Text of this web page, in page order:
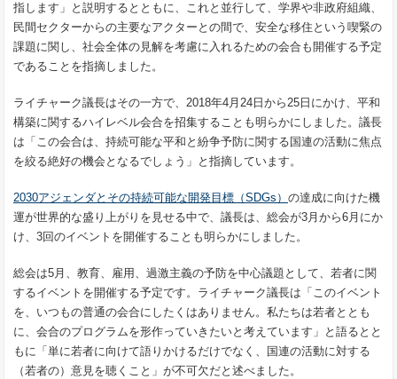
指します」と説明するとともに、これと並行して、学界や非政府組織、
民間セクターからの主要なアクターとの間で、安全な移住という喫緊の
課題に関し、社会全体の見解を考慮に入れるための会合も開催する予定
であることを指摘しました。
ライチャーク議長はその一方で、2018年4月24日から25日にかけ、平和
構築に関するハイレベル会合を招集することも明らかにしました。議長
は「この会合は、持続可能な平和と紛争予防に関する国連の活動に焦点
を絞る絶好の機会となるでしょう」と指摘しています。
2030アジェンダとその持続可能な開発目標（SDGs ） の達成に向けた機
運が世界的な盛り上がりを見せる中で、議長は、総会が3月から6月にか
け、3回のイベントを開催することも明らかにしました。
総会は5月、教育、雇用、過激主義の予防を中心議題として、若者に関
するイベントを開催する予定です。ライチャーク議長は「このイベント
を、いつもの普通の会合にしたくはありません。私たちは若者ととも
に、会合のプログラムを形作っていきたいと考えています」と語るとと
もに「単に若者に向けて語りかけるだけでなく、国連の活動に対する
（若者の）意見を聴くこと」が不可欠だと述べました。